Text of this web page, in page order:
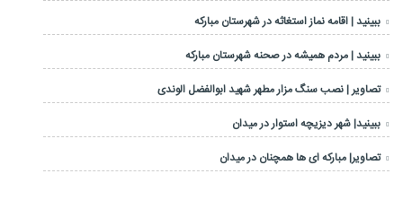
ببینید | اقامه نماز استغاثه در شهرستان مبارکه
ببینید | مردم همیشه در صحنه شهرستان مبارکه
تصاویر | نصب سنگ مزار مطهر شهید ابوالفضل الوندی
ببینید| شهر دیزیچه استوار در میدان
تصاویر| مبارکه ای ها همچنان در میدان